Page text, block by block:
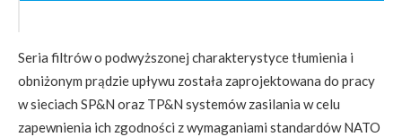
Seria filtrów o podwyższonej charakterystyce tłumienia i
obniżonym prądzie upływu została zaprojektowana do pracy
w sieciach SP&N oraz TP&N systemów zasilania w celu
zapewnienia ich zgodności z wymaganiami standardów NATO